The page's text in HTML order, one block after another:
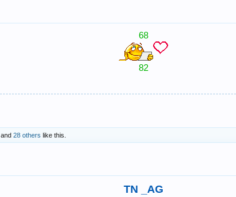
68
82
and 28 others like this.
TN _AG